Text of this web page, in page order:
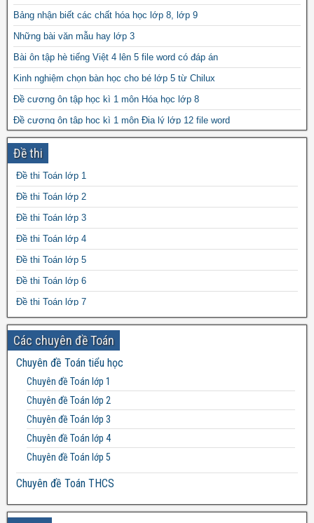
Bảng nhận biết các chất hóa học lớp 8, lớp 9
Những bài văn mẫu hay lớp 3
Bài ôn tập hè tiếng Việt 4 lên 5 file word có đáp án
Kinh nghiệm chọn bàn học cho bé lớp 5 từ Chilux
Đề cương ôn tập học kì 1 môn Hóa học lớp 8
Đề cương ôn tập học kì 1 môn Địa lý lớp 12 file word
Bài Giảng: “Sử Dụng Dấu Cộng và Trừ”
Giáo án Toán 7 powerpoint
Những lợi ích khi cha mẹ đọc sách cho con
Đề thi
Đề thi Toán lớp 1
Đề thi Toán lớp 2
Đề thi Toán lớp 3
Đề thi Toán lớp 4
Đề thi Toán lớp 5
Đề thi Toán lớp 6
Đề thi Toán lớp 7
Đề thi Toán lớp 8
Đề thi Toán lớp 9
Đề thi Toán lớp 10
Đề thi Toán lớp 11
Đề thi Toán lớp 12
Các chuyên đề Toán
Chuyên đề Toán tiểu học
Chuyên đề Toán lớp 1
Chuyên đề Toán lớp 2
Chuyên đề Toán lớp 3
Chuyên đề Toán lớp 4
Chuyên đề Toán lớp 5
Chuyên đề Toán THCS
Bất đẳng thức THCS